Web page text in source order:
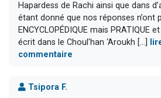
Hapardess de Rachi ainsi que dans
étant donné que nos réponses n’ont
ENCYCLOPÉDIQUE mais PRATIQUE
écrit dans le Choul'han ‘Aroukh [...]
commentaire
Tsipora F.